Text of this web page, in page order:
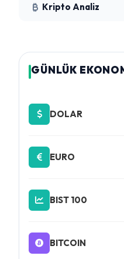
Kripto Analiz
GÜNLÜK
DOLAR
EURO
BIST 100
BITCOIN